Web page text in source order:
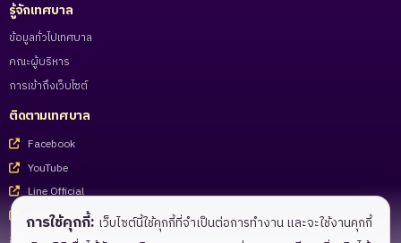
รู้จักเทศบาล
ข้อมูลทั่วไปเทศบาล
คณะผู้บริหาร
การเข้าถึงเว็บไซต์
ติดตามเทศบาล
Facebook
YouTube
Line Official
Tiktok
การใช้คุกกี้: เว็บไซต์นี้ใช้คุกกี้ที่จำเป็นต่อการทำงาน และจะใช้งานคุกกี้